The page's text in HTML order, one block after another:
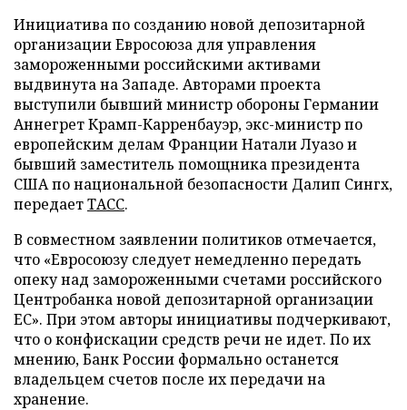
Инициатива по созданию новой депозитарной
организации Евросоюза для управления
замороженными российскими активами
выдвинута на Западе. Авторами проекта
выступили бывший министр обороны Германии
Аннегрет Крамп-Карренбауэр, экс-министр по
европейским делам Франции Натали Луазо и
бывший заместитель помощника президента
США по национальной безопасности Далип Сингх,
передаетТАСС.
В совместном заявлении политиков отмечается,
что «Евросоюзу следует немедленно передать
опеку над замороженными счетами российского
Центробанка новой депозитарной организации
ЕС». При этом авторы инициативы подчеркивают,
что о конфискации средств речи не идет. По их
мнению, Банк России формально останется
владельцем счетов после их передачи на
хранение.